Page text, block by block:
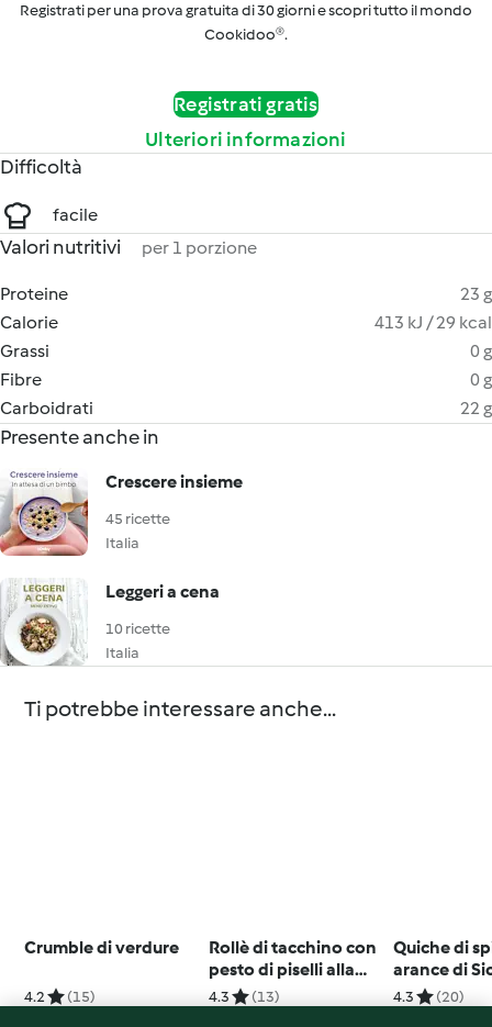
Registrati per una prova gratuita di 30 giorni e scopri tutto il mondo
Cookidoo®.
Registrati gratis
Ulteriori informazioni
Difficoltà
facile
Valori nutritivi per 1 porzione
Proteine
23 g
Calorie
413 kJ / 29 kcal
Grassi
0 g
Fibre
0 g
Carboidrati
22 g
Presente anche in
Crescere insieme
45 ricette
Italia
Leggeri a cena
10 ricette
Italia
Ti potrebbe interessare anche...
Crumble di verdure
4.2 (15)
Rollè di tacchino con
pesto di piselli alla
menta
4.3 (13)
Quiche di
arance di
4.3 (20)